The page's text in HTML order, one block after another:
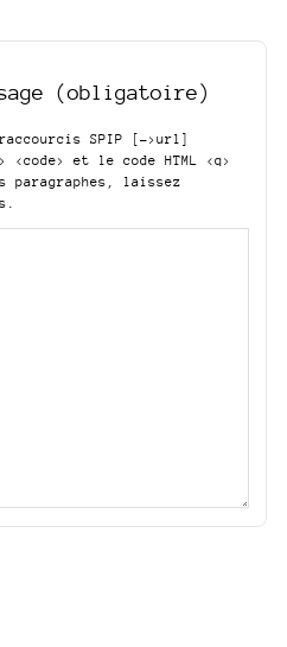
(obligatoire)
SPIP
[->url]
et le code HTML <q>
paragraphes, laissez